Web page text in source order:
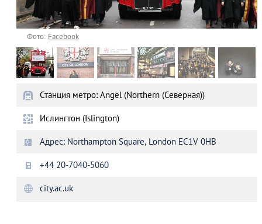
Фото: Facebook
Станция метро: Angel (Northern (Северная))
Ислингтон (Islington)
Адрес: Northampton Square, London EC1V 0HB
+44 20-7040-5060
city.ac.uk